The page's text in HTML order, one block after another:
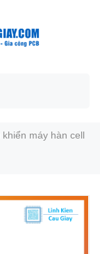
máy hàn cell